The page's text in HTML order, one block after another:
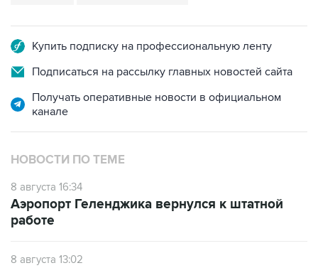
Купить подписку на профессиональную ленту
Подписаться на рассылку главных новостей сайта
Получать оперативные новости в официальном
канале
НОВОСТИ ПО ТЕМЕ
8 августа 16:34
Аэропорт Геленджика вернулся к штатной
работе
8 августа 13:02